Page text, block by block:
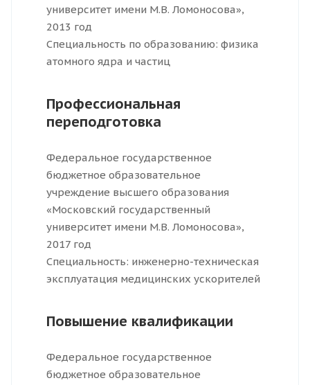
университет имени М.В. Ломоносова»,
2013 год
Специальность по образованию: физика
атомного ядра и частиц
Профессиональная
переподготовка
Федеральное государственное
бюджетное образовательное
учреждение высшего образования
«Московский государственный
университет имени М.В. Ломоносова»,
2017 год
Специальность: инженерно-техническая
эксплуатация медицинских ускорителей
Повышение квалификации
Федеральное государственное
бюджетное образовательное